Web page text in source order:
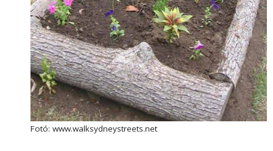
Fotó: www.walksydneystreets.net